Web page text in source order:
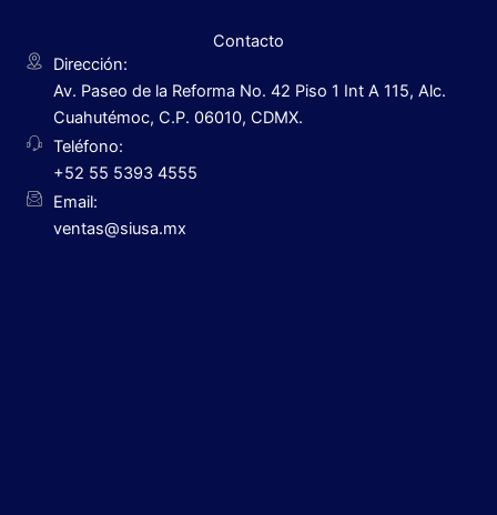
Contacto
Dirección:
Av. Paseo de la Reforma No. 42 Piso 1 Int A 115, Alc.
Cuahutémoc, C.P. 06010, CDMX.
Teléfono:
+52 55 5393 4555
Email:
ventas@siusa.mx